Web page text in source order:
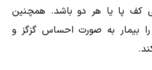
پا یا هر دو باشد. همچنین
بیمار به صورت احساس گزگز و